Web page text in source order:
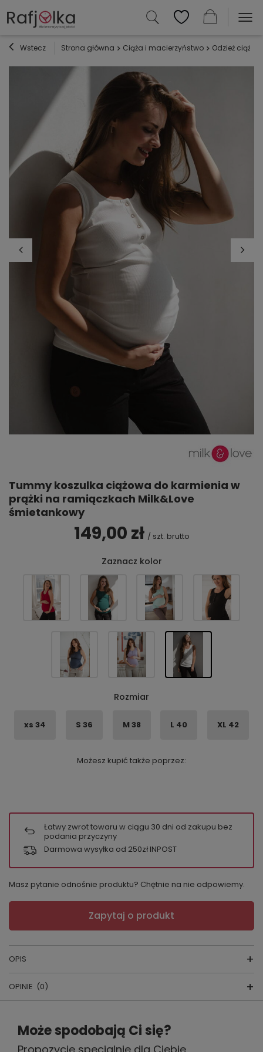
Wstecz Strona główna Ciąża i macierzyństwo Odzież
Tummy koszulka ciążowa do karmienia w
prążki na ramiączkach Milk&Love
śmietankowy
149,00 zł / szt. brutto
Zaznacz kolor
Rozmiar
xs 34 S 36 M 38 L 40 XL 42
Możesz kupić także poprzez:
Łatwy zwrot towaru w ciągu 30 dni od zakupu bez
podania przyczyny
Darmowa wysyłka od 250zł INPOST
Masz pytanie odnośnie produktu? Chętnie na nie odpowiemy.
Zapytaj o produkt
OPIS
Bluzka damska Tummy
kraj produkcji :Polska
OPINIE (0)
Napisz swoją opinię
Twoja ocena:
Może spodobają Ci się?